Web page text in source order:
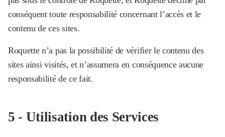
conséquent toute responsabilité concernant l’accès et le
contenu de ces sites.
Roquette n’a pas la possibilité de vérifier le contenu des
sites ainsi visités, et n’assumera en conséquence aucune
responsabilité de ce fait.
‍5 - Utilisation des Services